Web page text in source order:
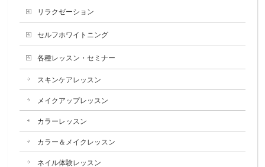
リラクゼーション
セルフホワイトニング
各種レッスン・セミナー
スキンケアレッスン
メイクアップレッスン
カラーレッスン
カラー＆メイクレッスン
ネイル体験レッスン